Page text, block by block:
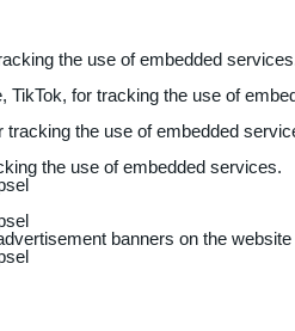
the use of embedded
for tracking the use of
the use of embedded
the use of embedded services.
banners on the